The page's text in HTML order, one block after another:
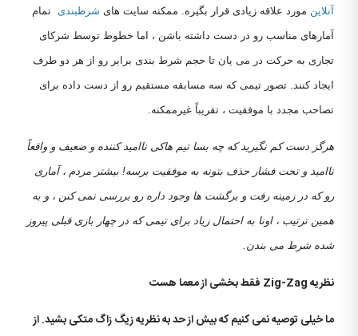
آنلاین مورد علاقه زیادی قرار بگیره. ممکنه سایت های شرطبندی تمام
آمارهای مناسب رو در دست داشته باشن ، اما خطوط توسط شرکای
تجاری به حرکت در می یان تا حجم شرط بندی برابر رو از هر دو طرف
ایجاد کنند. تصور تیمی که سه مسابقه مستقیم رو از دست داده برای
تصاحب مجدد با موفقیت ، تقریباً غیرممکنه.
هرگز دست کم نگیرید که چه بسا تیم هاکی ناامید کننده و ضعیف و واقعاً
ناامید و تحت فشار حذف بتونه به موفقیت برسه! بیشتر مردم ، آماری
رو که در زمینه رفت و برگشت ها وجود داره رو بررسی نمی کنن ، و به
همین ترتیب ، اونا به احتمال زیاد برای تیمی که در چهار بازی قبلی پیروز
شده شرط می بندن.
نظریهZig-Zag فقط بخشی از معما هست
ما خیلی توصیه نمی کنیم که بیش از حد به نظریه زیگ زاگ متکی بشید. از